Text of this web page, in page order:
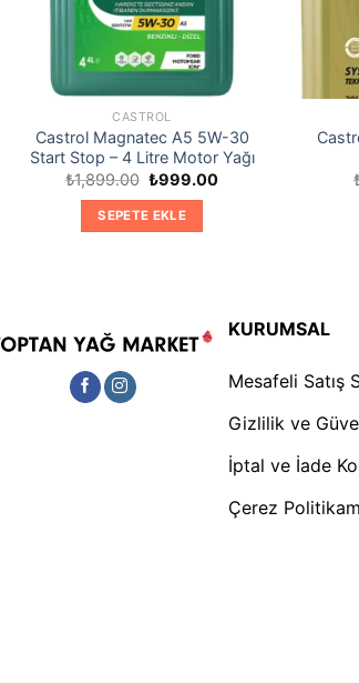
CASTROL
Castrol Magnatec A5 5W-30
Start Stop – 4 Litre Motor Yağı
₺1,899.00 Orijinal
₺1,899.00.
₺999.00Şu
SEPETE EKLE
KURUMSAL
Mesafeli Satış
Gizlilik ve
İptal ve İade
Çerez